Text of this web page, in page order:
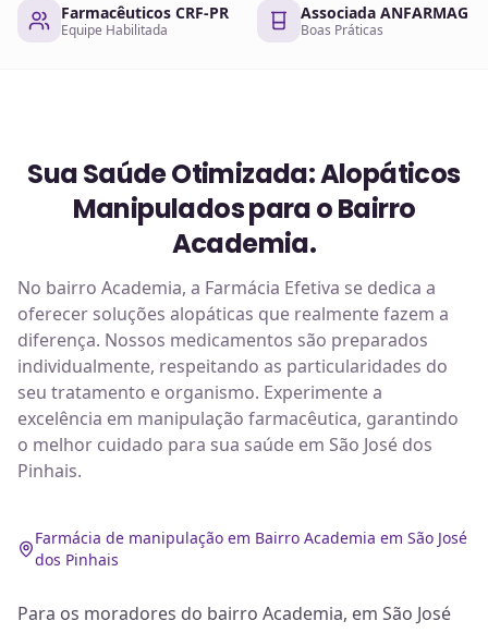
Farmacêuticos CRF-PR
Equipe Habilitada
Associada ANFARMAG
Boas Práticas
Sua Saúde Otimizada: Alopáticos
Manipulados para o Bairro
Academia.
No bairro Academia, a Farmácia Efetiva se dedica a
oferecer soluções alopáticas que realmente fazem a
diferença. Nossos medicamentos são preparados
individualmente, respeitando as particularidades do
seu tratamento e organismo. Experimente a
excelência em manipulação farmacêutica, garantindo
o melhor cuidado para sua saúde em São José dos
Pinhais.
Farmácia de manipulação em Bairro Academia em São José
dos Pinhais
Para os moradores do bairro Academia, em São José